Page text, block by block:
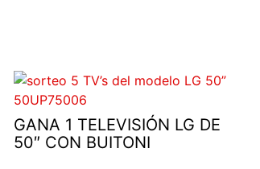
GANA 1 TELEVISIÓN LG DE
50″ CON BUITONI